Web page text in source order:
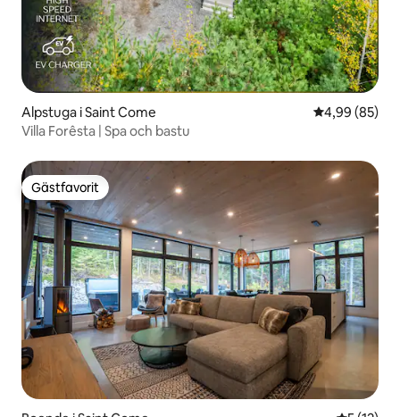
Alpstuga i Saint Come 4,99 av 5 i
4,99 (85)
Villa Forêsta | Spa och bastu
Gästfavorit
Gästfavorit